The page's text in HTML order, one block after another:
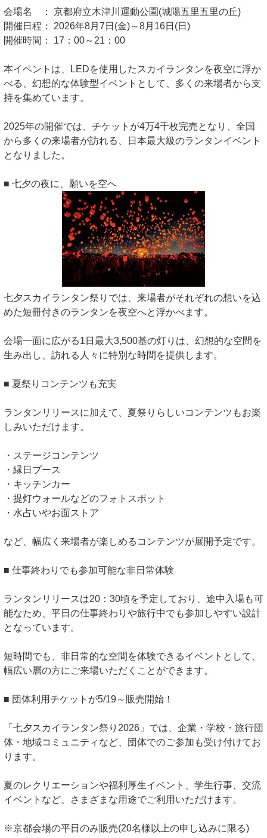
会場名 ： 京都府立木津川運動公園(城陽五里五里の丘)
開催日程： 2026年8月7日(金)～8月16日(日)
開催時間： 17：00～21：00
本イベントは、LEDを使用したスカイランタンを夜空に浮か
べる、幻想的な体験型イベントとして、多くの来場者から支
持を集めています。
2025年の開催では、チケットが4万4千枚完売となり、全国
から多くの来場者が訪れる、日本最大級のランタンイベント
となりました。
■ 七夕の夜に、願いを空へ
七夕スカイランタン祭りでは、来場者がそれぞれの想いを込
めた短冊付きのランタンを夜空へと浮かべます。
会場一面に広がる1日最大3,500基の灯りは、幻想的な空間を
生み出し、訪れる人々に特別な時間を提供します。
■ 夏祭りコンテンツも充実
ランタンリリースに加えて、夏祭りらしいコンテンツもお楽
しみいただけます。
・ステージコンテンツ
・縁日ブース
・キッチンカー
・提灯ウォールなどのフォトスポット
・水占いやお面ストア
など、幅広く来場者が楽しめるコンテンツが展開予定です。
■ 仕事終わりでも参加可能な非日常体験
ランタンリリースは20：30頃を予定しており、途中入場も可
能なため、平日の仕事終わりや旅行中でも参加しやすい設計
となっています。
短時間でも、非日常的な空間を体験できるイベントとして、
幅広い層の方にご来場いただくことができます。
■ 団体利用チケットが5/19～販売開始！
「七夕スカイランタン祭り2026」では、企業・学校・旅行団
体・地域コミュニティなど、団体でのご参加も受け付けてお
ります。
夏のレクリエーションや福利厚生イベント、学生行事、交流
イベントなど、さまざまな用途でご利用いただけます。
※京都会場の平日のみ販売(20名様以上の申し込みに限る)